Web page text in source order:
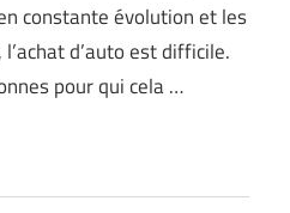
constante évolution et les
d’auto est difficile.
pour qui cela …